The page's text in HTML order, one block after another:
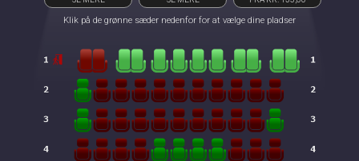
Klik på de grønne sæder nedenfor for at vælge dine pladser